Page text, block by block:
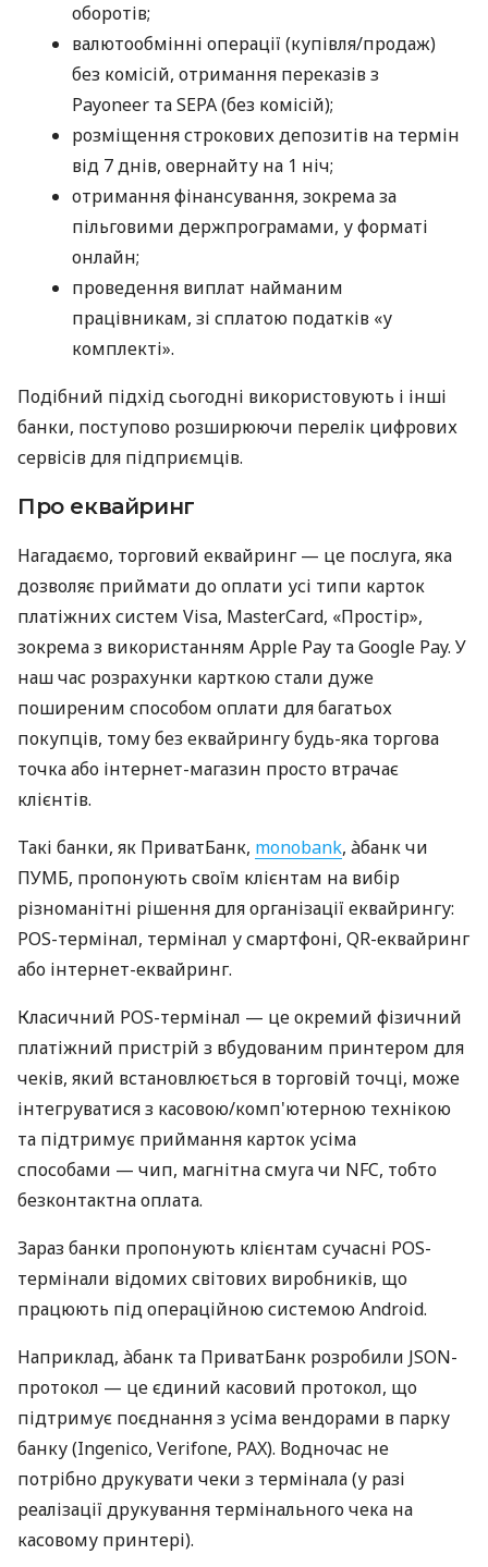
оборотів;
валютообмінні операції (купівля/продаж)
без комісій, отримання переказів з
Payoneer та SEPA (без комісій);
розміщення строкових депозитів на термін
від 7 днів, овернайту на 1 ніч;
отримання фінансування, зокрема за
пільговими держпрограмами, у форматі
онлайн;
проведення виплат найманим
працівникам, зі сплатою податків «у
комплекті».
Подібний підхід сьогодні використовують і інші
банки, поступово розширюючи перелік цифрових
сервісів для підприємців.
Про еквайринг
Нагадаємо, торговий еквайринг — це послуга, яка
дозволяє приймати до оплати усі типи карток
платіжних систем Visa, MasterCard, «Простір»,
зокрема з використанням Apple Pay та Google Pay. У
наш час розрахунки карткою стали дуже
поширеним способом оплати для багатьох
покупців, тому без еквайрингу будь-яка торгова
точка або інтернет-магазин просто втрачає
клієнтів.
Такі банки, як ПриватБанк, monobank, àбанк чи
ПУМБ, пропонують своїм клієнтам на вибір
різноманітні рішення для організації еквайрингу:
POS-термінал, термінал у смартфоні, QR-еквайринг
або інтернет-еквайринг.
Класичний POS-термінал — це окремий фізичний
платіжний пристрій з вбудованим принтером для
чеків, який встановлюється в торговій точці, може
інтегруватися з касовою/комп'ютерною технікою
та підтримує приймання карток усіма
способами — чип, магнітна смуга чи NFC, тобто
безконтактна оплата.
Зараз банки пропонують клієнтам сучасні POS-
термінали відомих світових виробників, що
працюють під операційною системою Android.
Наприклад, àбанк та ПриватБанк розробили JSON-
протокол — це єдиний касовий протокол, що
підтримує поєднання з усіма вендорами в парку
банку (Ingenico, Verifone, PAX). Водночас не
потрібно друкувати чеки з термінала (у разі
реалізації друкування термінального чека на
касовому принтері).